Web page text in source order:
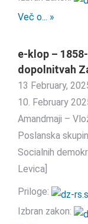
Več o... »
e-klop –
dopolnitvah
13 February,
10. February
Amandmaji –
Poslanska
Socialnih
Levica]
Priloge:
Izbran zakon: